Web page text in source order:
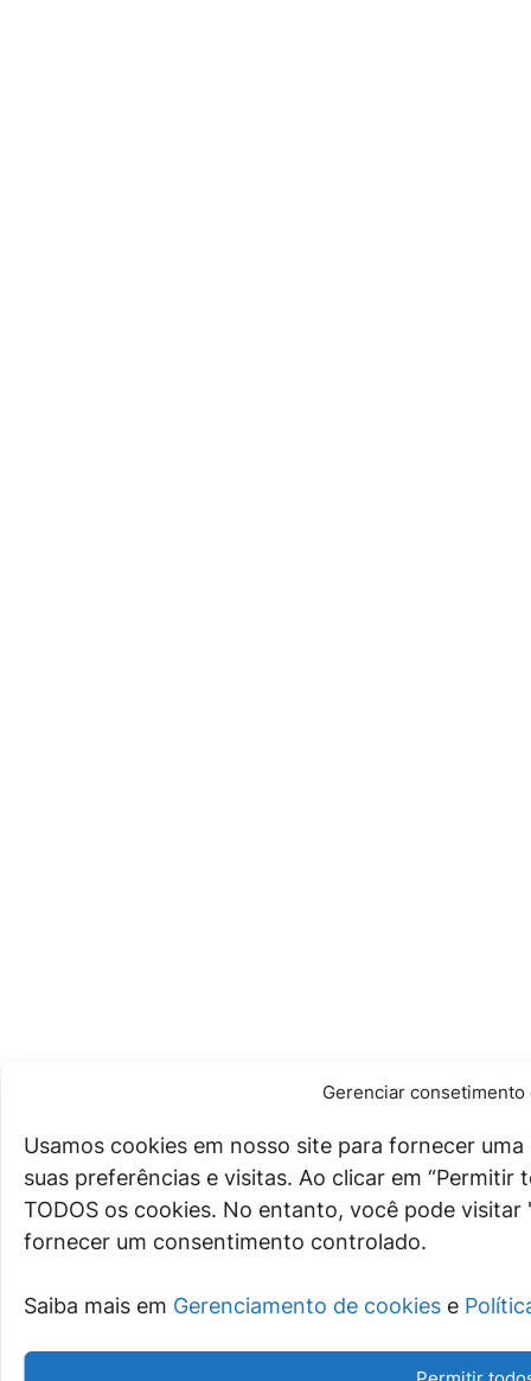
Gerenciar consetimento
Usamos cookies em nosso site para fornecer
suas preferências e visitas. Ao clicar em “Permitir
TODOS os cookies. No entanto, você pode
fornecer um consentimento controlado.
Saiba mais em Gerenciamento de cookies e